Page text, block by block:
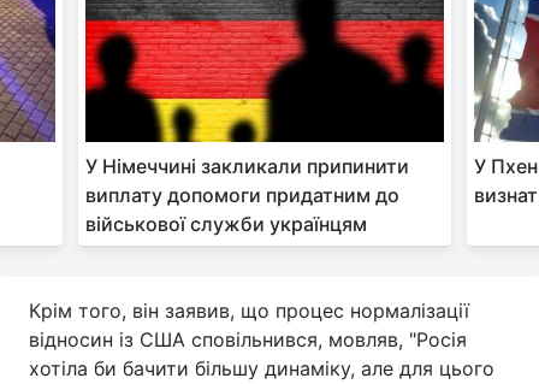
У Німеччині закликали припинити
виплату допомоги придатним до
військової служби українцям
У
Крім того, він заявив, що процес нормалізації
відносин із США сповільнився, мовляв, "Росія
хотіла би бачити більшу динаміку, але для цього